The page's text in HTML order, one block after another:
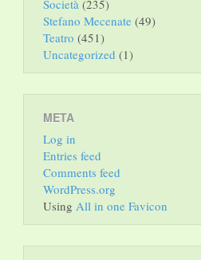
Società (235)
Stefano Mecenate (49)
Teatro (451)
Uncategorized (1)
META
Log in
Entries feed
Comments feed
WordPress.org
Using All in one Favicon